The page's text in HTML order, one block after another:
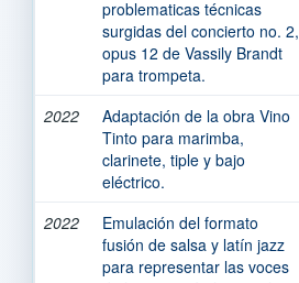
problematicas técnicas
surgidas del concierto no. 2,
opus 12 de Vassily Brandt
para trompeta.
2022
Adaptación de la obra Vino
Tinto para marimba,
clarinete, tiple y bajo
eléctrico.
2022
Emulación del formato
fusión de salsa y latín jazz
para representar las voces